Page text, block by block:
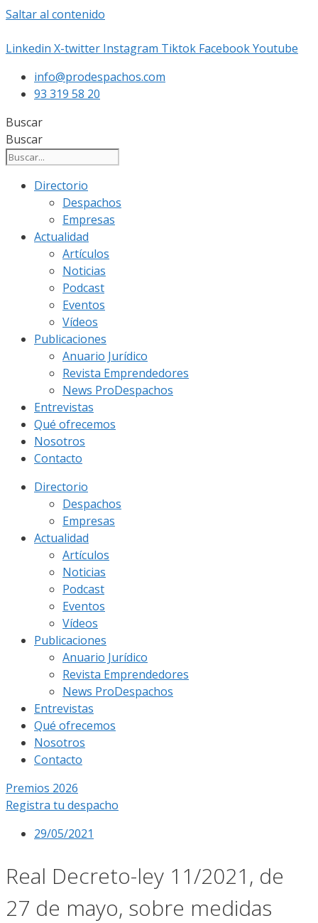
Saltar al contenido
Linkedin X-twitter Instagram Tiktok FacebookYoutube
info@prodespachos.com
93 319 58 20
Buscar
Buscar
Directorio
Despachos
Empresas
Actualidad
Artículos
Noticias
Podcast
Eventos
Vídeos
Publicaciones
Anuario Jurídico
Revista Emprendedores
News ProDespachos
Entrevistas
Qué ofrecemos
Nosotros
Contacto
Directorio
Despachos
Empresas
Actualidad
Artículos
Noticias
Podcast
Eventos
Vídeos
Publicaciones
Anuario Jurídico
Revista Emprendedores
News ProDespachos
Entrevistas
Qué ofrecemos
Nosotros
Contacto
Premios 2026
Registra tu despacho
29/05/2021
Real Decreto-ley 11/2021, de
27 de mayo, sobre medidas